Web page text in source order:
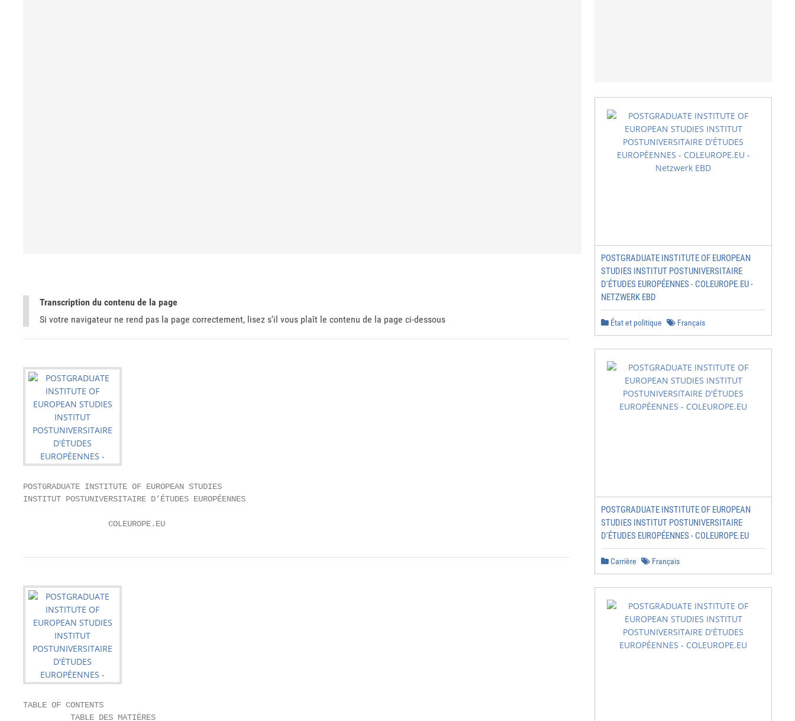
Transcription du contenu de la page
Si votre navigateur ne rend pas la page correctement, lisez s'il vous plaît le contenu de la page ci-dessous
POSTGRADUATE INSTITUTE OF EUROPEAN STUDIES
INSTITUT POSTUNIVERSITAIRE D’ÉTUDES EUROPÉENNES
                  COLEUROPE.EU
TABLE OF CONTENTS
          TABLE DES MATIÈRES
POSTGRADUATE INSTITUTE OF EUROPEAN
STUDIES INSTITUT POSTUNIVERSITAIRE
D'ÉTUDES EUROPÉENNES - COLEUROPE.EU -
NETZWERK EBD
État et politique Français
POSTGRADUATE INSTITUTE OF EUROPEAN
STUDIES INSTITUT POSTUNIVERSITAIRE
D'ÉTUDES EUROPÉENNES - COLEUROPE.EU
Carrière Français